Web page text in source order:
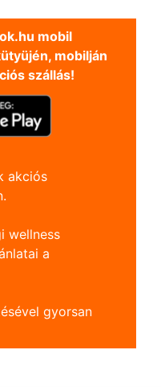
mobil
mobilján
szállás!
akciós
wellness
a
gyorsan